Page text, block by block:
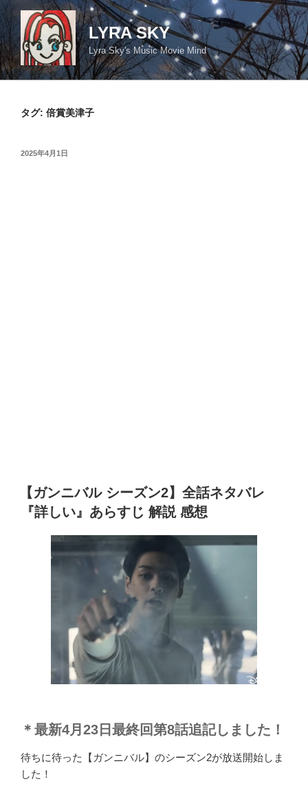
コ
ン
テ
ン
ツ
LYRA SKY
Lyra Sky's Music Movie Mind
タグ: 倍賞美津子
投
2025年4月1日
【ガンニバル シーズン2】全話ネタバレ
『詳しい』あらすじ 解説 感想
＊最新4月23日最終回第8話追記しました！
待ちに待った【ガンニバル】のシーズン2が放送開始しま
した！